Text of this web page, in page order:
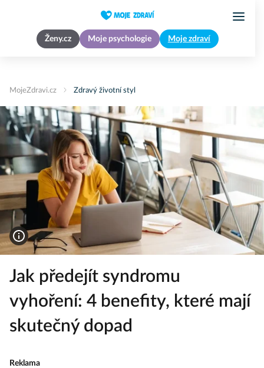
Ženy.cz Moje psychologie Moje zdraví
MojeZdravi.cz Zdravý životní styl
Jak předejít syndromu
vyhoření: 4 benefity, které mají
skutečný dopad
Reklama